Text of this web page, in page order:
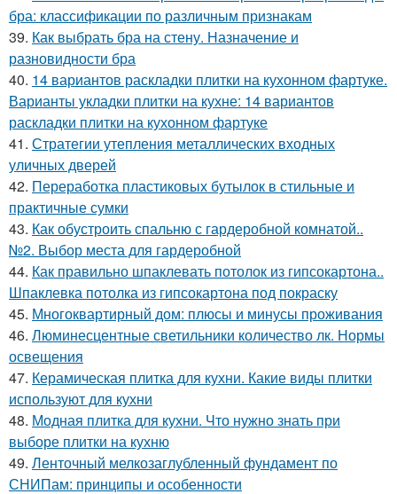
бра: классификации по различным признакам
39. Как выбрать бра на стену. Назначение и
разновидности бра
40. 14 вариантов раскладки плитки на кухонном фартуке.
Варианты укладки плитки на кухне: 14 вариантов
раскладки плитки на кухонном фартуке
41. Стратегии утепления металлических входных
уличных дверей
42. Переработка пластиковых бутылок в стильные и
практичные сумки
43. Как обустроить спальню с гардеробной комнатой..
№2. Выбор места для гардеробной
44. Как правильно шпаклевать потолок из гипсокартона..
Шпаклевка потолка из гипсокартона под покраску
45. Многоквартирный дом: плюсы и минусы проживания
46. Люминесцентные светильники количество лк. Нормы
освещения
47. Керамическая плитка для кухни. Какие виды плитки
используют для кухни
48. Модная плитка для кухни. Что нужно знать при
выборе плитки на кухню
49. Ленточный мелкозаглубленный фундамент по
СНИПам: принципы и особенности